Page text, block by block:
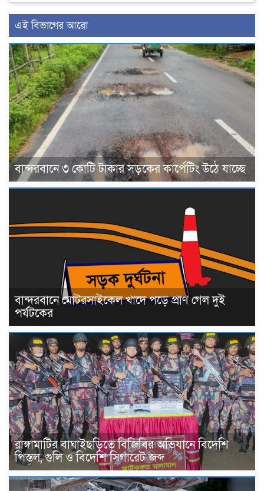
এই বিভাগের আরো
বান্দরবানে ৩ কোটি টাকার সড়কের কার্পেটিং উঠে যাচ্ছে
বান্দরবানে মোটরসাইকেল খাদে পড়ে প্রাণ গেল দুই
পর্যটকের
রাঙ্গামাটির বাঘাইছড়িতে বিজিবির অভিযানে বিদেশি
পিস্তল, গুলি ও বিদেশি সিগারেট জব্দ